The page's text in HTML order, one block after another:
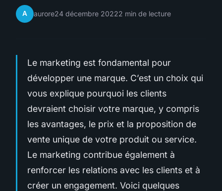
A aurore24 décembre 20222 min de lecture
Le marketing est fondamental pour
développer une marque. C’est un choix qui
vous explique pourquoi les clients
devraient choisir votre marque, y compris
les avantages, le prix et la proposition de
vente unique de votre produit ou service.
Le marketing contribue également à
renforcer les relations avec les clients et à
créer un engagement. Voici quelques